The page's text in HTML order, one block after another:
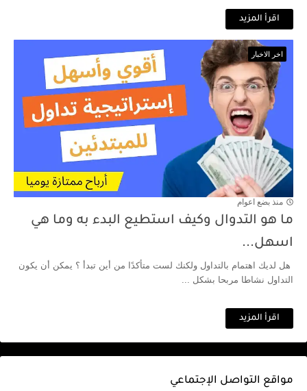
اقرأ المزيد
اخر الاخبار
منذ بضع اعوام
ما هو التدوال وكيف استطيع البدء به وما هي
اسهل...
هل لديك اهتمام بالتداول ولكنك لست متأكدًا من أين تبدأ ؟ يمكن أن يكون
التداول نشاطا مربحا بشكل ...
اقرأ المزيد
مواقع التواصل الإجتماعي